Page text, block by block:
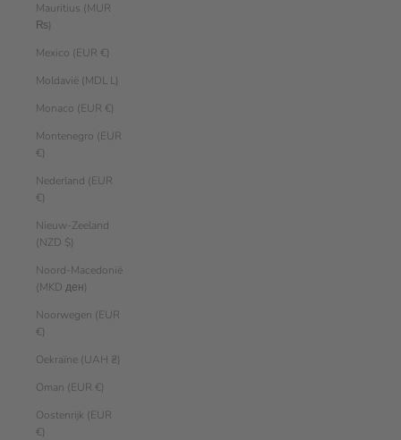
Mauritius (MUR
₨)
Mexico (EUR €)
Moldavië (MDL L)
Monaco (EUR €)
Montenegro (EUR
€)
Nederland (EUR
€)
Nieuw-Zeeland
(NZD $)
Noord-Macedonië
(MKD ден)
Noorwegen (EUR
€)
Oekraïne (UAH ₴)
Oman (EUR €)
Oostenrijk (EUR
€)